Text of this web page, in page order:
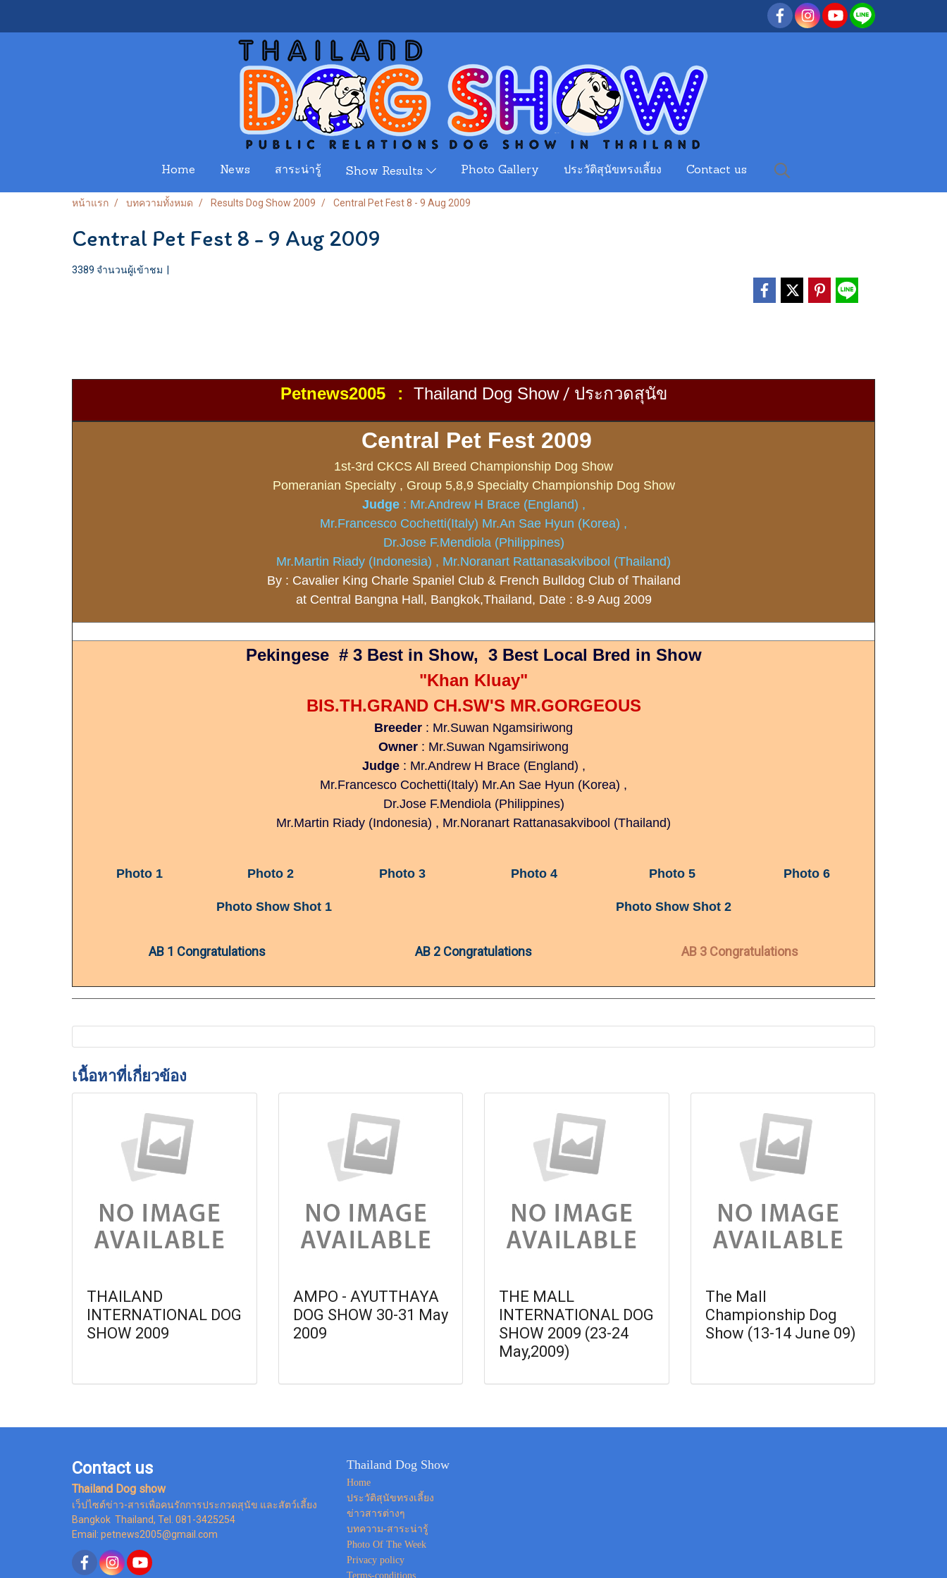
Home News สาระน่ารู้ Show Results Photo Gallery ประวัติสุนัขทรงเลี้ยง Contact us
หน้าแรก บทความทั้งหมด Results Dog Show 2009 Central Pet Fest 8 - 9 Aug 2009
Central Pet Fest 8 - 9 Aug 2009
3389 จำนวนผู้เข้าชม |
Petnews2005: Thailand Dog Show/ ประกวดสุนัข
Central Pet Fest 2009
1st-3rd CKCS All Breed Championship Dog Show
Pomeranian Specialty , Group 5,8,9 Specialty Championship Dog Show
Judge : Mr.Andrew H Brace (England) ,
Mr.Francesco Cochetti(Italy) Mr.An Sae Hyun (Korea) ,
Dr.Jose F.Mendiola (Philippines)
Mr.Martin Riady (Indonesia) , Mr.Noranart Rattanasakvibool (Thailand)
By : Cavalier King Charle Spaniel Club & French Bulldog Club of Thailand
at Central Bangna Hall, Bangkok,Thailand, Date : 8-9 Aug 2009
Pekingese # 3 Best in Show, 3 Best Local Bred in Show
"Khan Kluay"
BIS.TH.GRAND CH.SW'S MR.GORGEOUS
Breeder : Mr.Suwan Ngamsiriwong
Owner : Mr.Suwan Ngamsiriwong
Judge: Mr.Andrew H Brace (England) ,
Mr.Francesco Cochetti(Italy) Mr.An Sae Hyun (Korea) ,
Dr.Jose F.Mendiola (Philippines)
Mr.Martin Riady (Indonesia) , Mr.Noranart Rattanasakvibool (Thailand)
Photo 1 Photo 2 Photo 3 Photo 4 Photo 5 Photo 6
Photo Show Shot 1 Photo Show Shot 2
AB 1 Congratulations AB 2 Congratulations AB 3 Congratulations
เนื้อหาที่เกี่ยวข้อง
THAILAND
INTERNATIONAL DOG
SHOW 2009
AMPO - AYUTTHAYA
DOG SHOW 30-31 May
2009
THE MALL
INTERNATIONAL DOG
SHOW 2009 (23-24
May,2009)
The Mall
Championship Dog
Show (13-14 June 09)
Contact us
Thailand Dog show
เว็ปไซต์ข่าว-สารเพื่อคนรักการประกวดสุนัข และสัตว์เลี้ยง
Bangkok Thailand, Tel. 081-3425254
Email: petnews2005@gmail.com
Thailand Dog Show
Home
ประวัติสุนัขทรงเลี้ยง
ข่าวสารต่างๆ
บทความ-สาระน่ารู้
Photo Of The Week
Privacy policy
Terms-conditions